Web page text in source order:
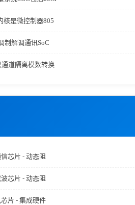
核是微控制器805
制解调通讯SoC
通道隔离模数转换
芯片 - 动态阻
芯片 - 动态阻
片 - 集成硬件